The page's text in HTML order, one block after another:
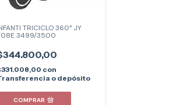
TRICICLO 360° JY
3499/3500
con
o depósito
COMPRAR